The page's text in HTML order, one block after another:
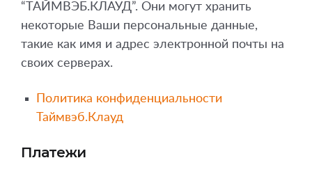
“ТАЙМВЭБ.КЛАУД”. Они могут хранить
некоторые Ваши персональные данные,
такие как имя и адрес электронной почты на
своих серверах.
Политика конфиденциальности
Таймвэб.Клауд
Платежи